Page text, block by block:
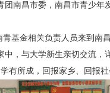
团南昌市委，南昌市青少
基金相关负责人员来到 南
中，与大学新生亲切交流，
有所成，回报家乡、回报